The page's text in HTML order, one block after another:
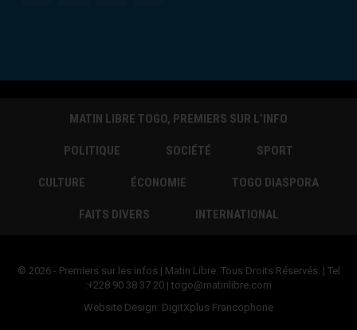
MATIN LIBRE TOGO, PREMIERS SUR L’INFO
POLITIQUE SOCIÉTÉ SPORT
CULTURE ÉCONOMIE TOGO DIASPORA
FAITS DIVERS INTERNATIONAL
© 2026 - Premiers sur les infos | Matin Libre. Tous Droits Réservés. | Tel
:+228 90 38 37 20 | togo@matinlibre.com
Website Design: DigitXplus Francophone